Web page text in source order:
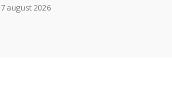
7 august 2026